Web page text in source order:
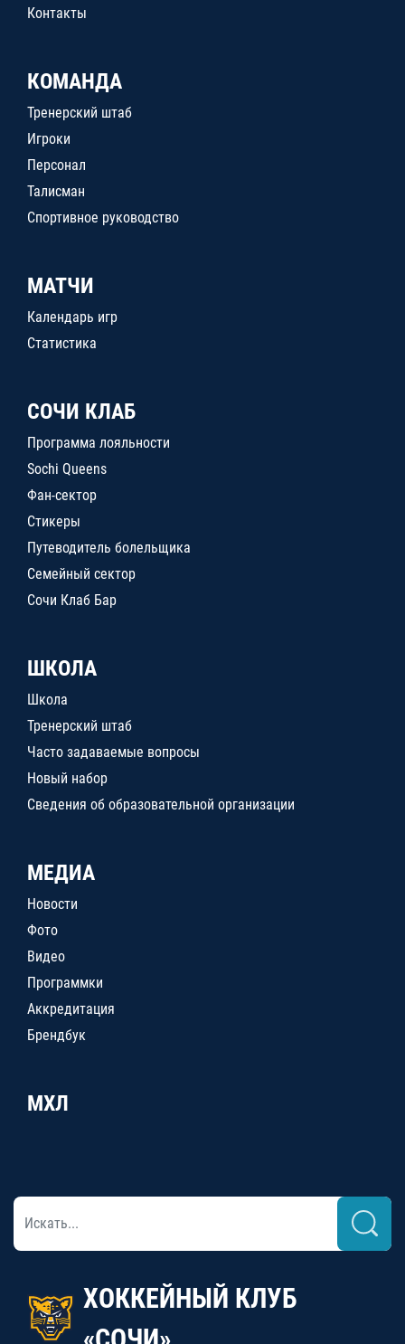
Контакты
КОМАНДА
Тренерский штаб
Игроки
Персонал
Талисман
Спортивное руководство
МАТЧИ
Календарь игр
Статистика
СОЧИ КЛАБ
Программа лояльности
Sochi Queens
Фан-сектор
Стикеры
Путеводитель болельщика
Семейный сектор
Сочи Клаб Бар
ШКОЛА
Школа
Тренерский штаб
Часто задаваемые вопросы
Новый набор
Сведения об образовательной организации
МЕДИА
Новости
Фото
Видео
Программки
Аккредитация
Брендбук
МХЛ
ХОККЕЙНЫЙ КЛУБ